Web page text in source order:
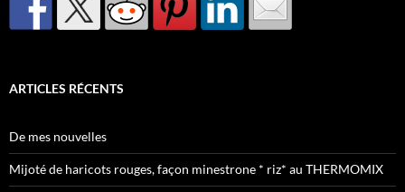
ARTICLES RÉCENTS
De mes nouvelles
Mijoté de haricots rouges, façon minestrone * riz* au THERMOMIX